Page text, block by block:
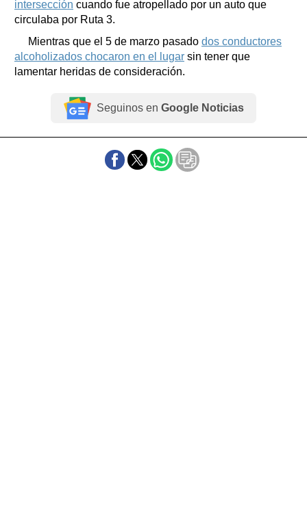
intersección cuando fue atropellado por un auto que
circulaba por Ruta 3.
Mientras que el 5 de marzo pasado dos conductores
alcoholizados chocaron en el lugar sin tener que
lamentar heridas de consideración.
Seguinos en Google Noticias